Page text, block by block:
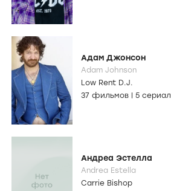
Адам Джонсон
Adam Johnson
Low Rent D.J.
37 фильмов
5
Андреа Эстелла
Andrea Estella
Carrie Bishop